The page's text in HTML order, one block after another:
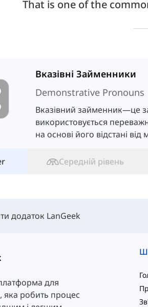
That is one of the
Вказівні Займенники
Demonstrative Pronouns
Вказівний займенник—це
використовується
на основі його відстані
Середній рівень
додаток LanGeek
для
яка робить процес